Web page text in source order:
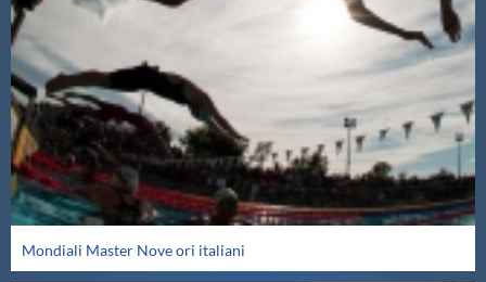
Mondiali Master Nove ori italiani